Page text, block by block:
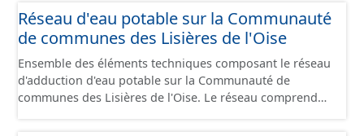
distribution, poste source...) ainsi que les pylones de
support.
Réseau d'eau potable sur la Communauté
de communes des Lisières de l'Oise
Ensemble des éléments techniques composant le réseau
d'adduction d'eau potable sur la Communauté de
communes des Lisières de l'Oise. Le réseau comprend